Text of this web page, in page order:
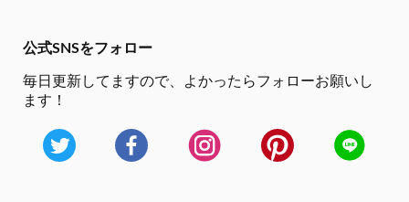
公式SNSをフォロー
毎日更新してますので、
よかったらフォローお願いし
ます！